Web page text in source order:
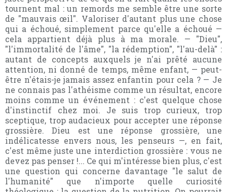
tournent mal : un remords me semble être une sorte
de "mauvais œil". Valoriser d'autant plus une chose
qui a échoué, simplement parce qu'elle a échoué —
cela appartient déjà plus à ma morale. — "Dieu",
"l'immortalité de l'âme", "la rédemption", "l'au-delà" :
autant de concepts auxquels je n'ai prêté aucune
attention, ni donné de temps, même enfant, — peut-
être n'étais-je jamais assez enfantin pour cela ? — Je
ne connais pas l'athéisme comme un résultat, encore
moins comme un événement : c'est quelque chose
d'instinctif chez moi. Je suis trop curieux, trop
sceptique, trop audacieux pour accepter une réponse
grossière. Dieu est une réponse grossière, une
indélicatesse envers nous, les penseurs —, en fait,
c'est même juste une interdiction grossière : vous ne
devez pas penser !... Ce qui m'intéresse bien plus, c'est
une question qui concerne davantage "le salut de
l'humanité" que n'importe quelle curiosité